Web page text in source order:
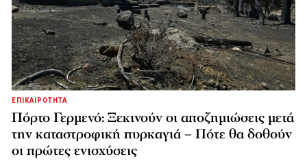
ΕΠΙΚΑΙΡΟΤΗΤΑ
Πόρτο Γερμενό: Ξεκινούν οι αποζημιώσεις μετά
την καταστροφική πυρκαγιά – Πότε θα δοθούν
οι πρώτες ενισχύσεις